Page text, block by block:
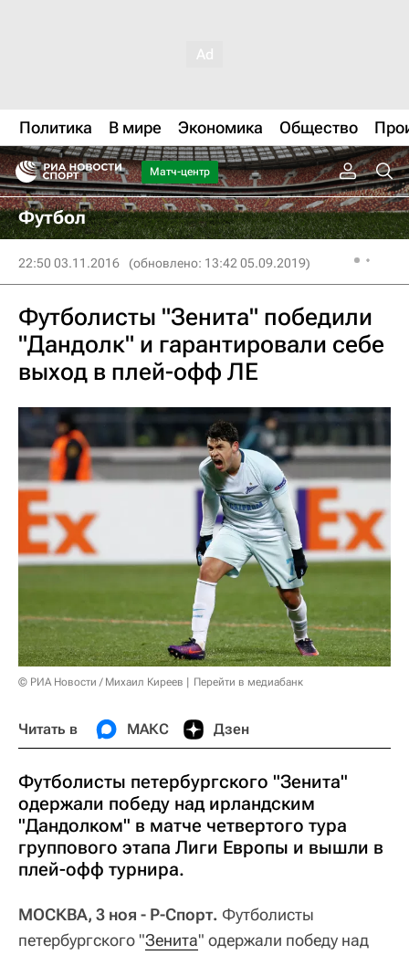
Политика В мире Экономика Общество
Матч-центр
Футбол
22:50 03.11.2016 (обновлено: 13:42 05.09.2019)
Футболисты "Зенита" победили
"Дандолк" и гарантировали себе
выход в плей-офф ЛЕ
© РИА Новости / Михаил Киреев Перейти в медиабанк
Читать в МАКС Дзен
Футболисты петербургского "Зенита"
одержали победу над ирландским
"Дандолком" в матче четвертого тура
группового этапа Лиги Европы и вышли в
плей-офф турнира.
МОСКВА, 3 ноя - Р-Спорт. Футболисты
петербургского "Зенита" одержали победу над